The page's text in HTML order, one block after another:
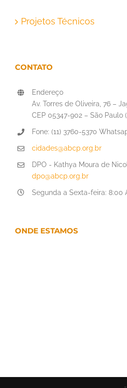
Projetos Técnicos
CONTATO
Endereço
Av. Torres de Oliveira, 76 –
CEP 05347-902 – São Paulo
Fone: (11) 3760-5370
cidades@abcp.org.br
DPO - Kathya Moura de
dpo@abcp.org.br
Segunda a Sexta-feira: 8:00
ONDE ESTAMOS